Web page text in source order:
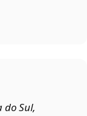
do Sul,